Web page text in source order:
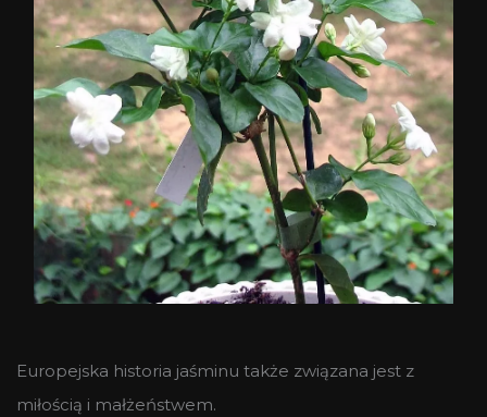
Europejska historia jaśminu także związana jest z
miłością i małżeństwem.